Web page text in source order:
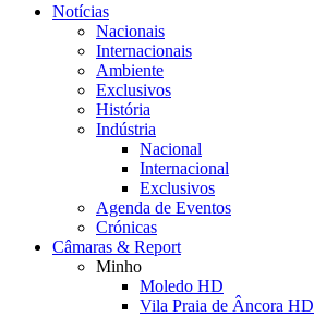
Notícias
Nacionais
Internacionais
Ambiente
Exclusivos
História
Indústria
Nacional
Internacional
Exclusivos
Agenda de Eventos
Crónicas
Câmaras & Report
Minho
Moledo HD
Vila Praia de Âncora HD